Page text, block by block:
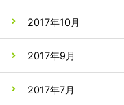
2017年10月
2017年9月
2017年7月